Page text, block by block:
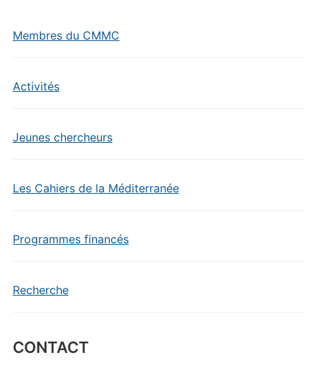
Membres du CMMC
Activités
Jeunes chercheurs
Les Cahiers de la Méditerranée
Programmes financés
Recherche
CONTACT